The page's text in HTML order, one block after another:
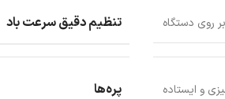
داخلی لیتیومی ۳۳.۶ وات ساعتی و طراحی بی‌سیم می باشد
روی دستگاه تنظیم دقیق سرعت باد
و ایستاده پره‌ها